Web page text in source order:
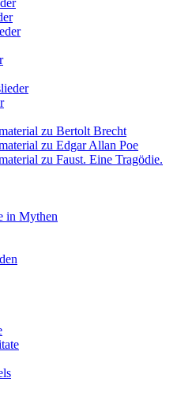
zu Bertolt Brecht
zu Edgar Allan Poe
zu Faust. Eine Tragödie.
in Mythen